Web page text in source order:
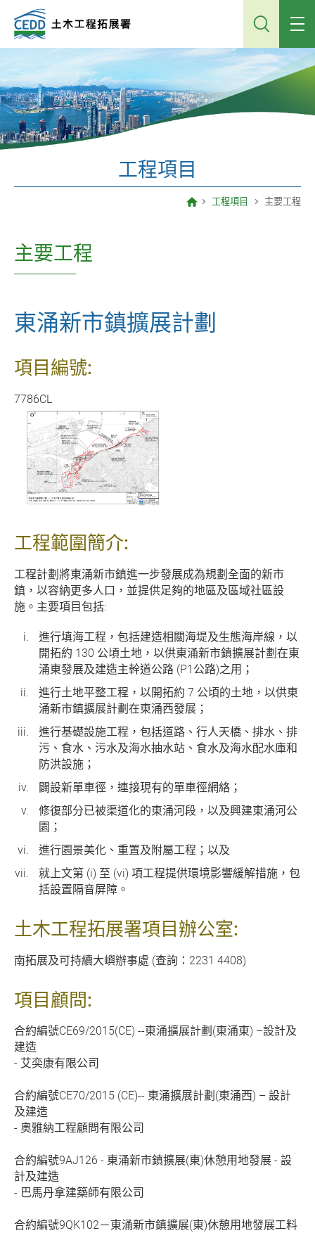
容
工程項目
工程項目 主要工程
主要工程
東涌新市鎮擴展計劃
項目編號:
7786CL
工程範圍簡介:
工程計劃將東涌新市鎮進一步發展成為規劃全面的新市
鎮，以容納更多人口，並提供足夠的地區及區域社區設
施。主要項目包括:
進行填海工程，包括建造相關海堤及生態海岸線，以
開拓約 130 公頃土地，以供東涌新市鎮擴展計劃在東
涌東發展及建造主幹道公路 (P1公路)之用；
進行土地平整工程，以開拓約 7 公頃的土地，以供東
涌新市鎮擴展計劃在東涌西發展；
進行基礎設施工程，包括道路、行人天橋、排水、排
污、食水、污水及海水抽水站、食水及海水配水庫和
防洪設施；
闢設新單車徑，連接現有的單車徑網絡；
修復部分已被渠道化的東涌河段，以及興建東涌河公
園；
進行園景美化、重置及附屬工程；以及
就上文第 (i) 至 (vi) 項工程提供環境影響緩解措施，包
括設置隔音屏障。
土木工程拓展署項目辦公室:
南拓展及可持續大嶼辦事處 (查詢：2231 4408)
項目顧問:
合約編號CE69/2015(CE) --東涌擴展計劃(東涌東) –設計及
建造
- 艾奕康有限公司
合約編號CE70/2015 (CE)-- 東涌擴展計劃(東涌西) – 設計
及建造
- 奧雅納工程顧問有限公司
合約編號9AJ126 - 東涌新市鎮擴展(東)休憩用地發展 - 設
計及建造
- 巴馬丹拿建築師有限公司
合約編號9QK102－東涌新市鎮擴展(東)休憩用地發展工料